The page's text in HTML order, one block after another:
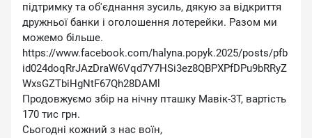
підтримку та об'єднання зусиль, дякую за відкриття
дружньої банки і оголошення лотерейки. Разом ми
можемо більше.
https://www.facebook.com/halyna.popyk.2025/posts/pfb
id024doqRrJAzDraW6Vqd7Y7HSi3ez8QBPXPfDPu9bRRyZ
WxsGZTbiHgNtF67Qh28DAMl
Продовжуємо збір на нічну пташку Мавік-3Т, вартість
170 тис грн.
Сьогодні кожний з нас воїн,